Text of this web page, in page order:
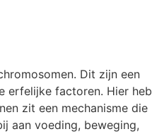
Dit zijn een
erfelijke factoren. Hier heb
zit een mechanisme die
aan voeding, beweging,